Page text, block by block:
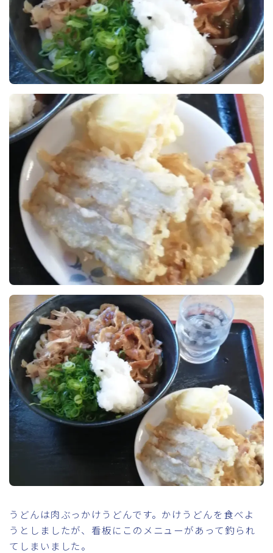
うどんは肉ぶっかけうどんです。かけうどんを食べよ
うとしましたが、看板にこのメニューがあって釣られ
てしまいました。